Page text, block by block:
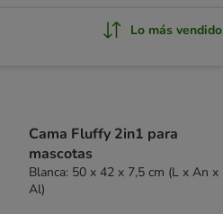
Lo más vendido
Cama Fluffy 2in1 para
mascotas
Blanca: 50 x 42 x 7,5 cm (L x An x
Al)